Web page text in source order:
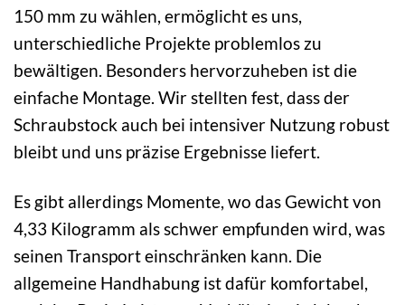
150 mm zu wählen, ermöglicht es uns,
unterschiedliche Projekte problemlos zu
bewältigen. Besonders hervorzuheben ist die
einfache Montage. Wir stellten fest, dass der
Schraubstock auch bei intensiver Nutzung robust
bleibt und uns präzise Ergebnisse liefert.
Es gibt allerdings Momente, wo das Gewicht von
4,33 Kilogramm als schwer empfunden wird, was
seinen Transport einschränken kann. Die
allgemeine Handhabung ist dafür komfortabel,